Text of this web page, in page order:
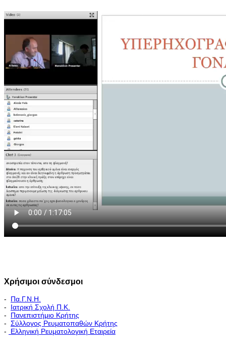
Χρήσιμοι σύνδεσμοι
- Πα.Γ.Ν.Η.
- Ιατρική Σχολή Π.Κ.
- Πανεπιστήμιο Κρήτης
- Σύλλογος Ρευματοπαθών Κρήτης
-
Ελληνική Ρευματολογική Εταιρεία